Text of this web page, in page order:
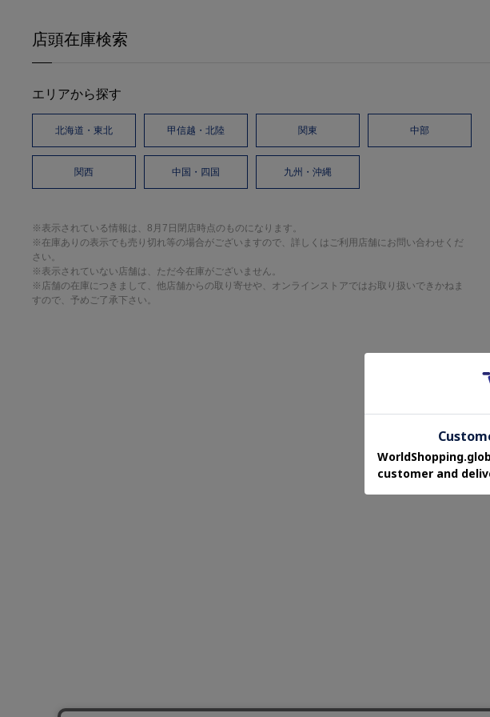
店頭在庫検索
エリアから探す
北海道・東北 甲信越・北陸 関東 中部
関西 中国・四国 九州・沖縄
※表示されている情報は、8月7日閉店時点のものになります。
※在庫ありの表示でも売り切れ等の場合がございますので、詳しくはご利用店舗にお問い合わせくだ
さい。
※表示されていない店舗は、ただ今在庫がございません。
※店舗の在庫につきまして、他店舗からの取り寄せや、オンラインストアではお取り扱いできかねま
すので、予めご了承下さい。